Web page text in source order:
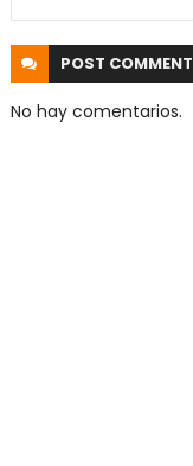
POST COMMENT
No hay comentarios.